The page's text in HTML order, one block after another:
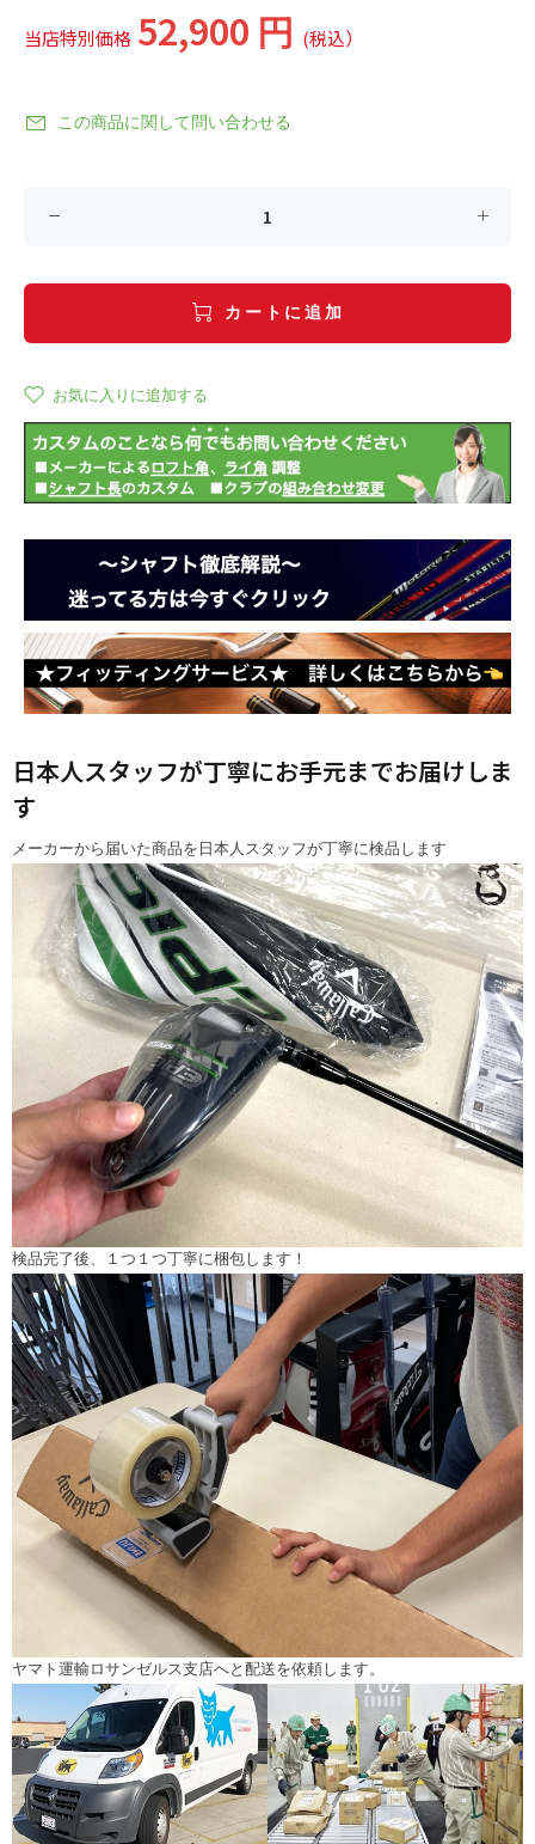
当店特別価格 52,900 円 (税込）
この商品に関して問い合わせる
カートに追加
お気に入りに追加する
日本人スタッフが丁寧にお手元までお届けしま
す
メーカーから届いた商品を日本人スタッフが丁寧に検品します
検品完了後、１つ１つ丁寧に梱包します！
ヤマト運輸ロサンゼルス支店へと配送を依頼します。